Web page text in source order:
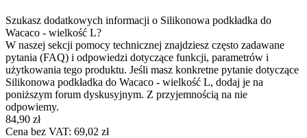
Szukasz dodatkowych informacji o Silikonowa podkładka do
Wacaco - wielkość L?
W naszej sekcji pomocy technicznej znajdziesz często zadawane
pytania (FAQ) i odpowiedzi dotyczące funkcji, parametrów i
użytkowania tego produktu. Jeśli masz konkretne pytanie dotyczące
Silikonowa podkładka do Wacaco - wielkość L, dodaj je na
poniższym forum dyskusyjnym. Z przyjemnością na nie
odpowiemy.
84,90 zł
Cena bez VAT: 69,02 zł